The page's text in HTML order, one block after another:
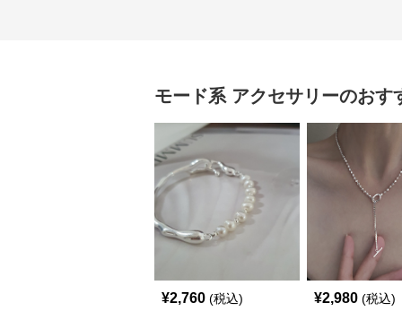
モード系 アクセサリーのおす
¥2,760 (税込) ¥2,980 (税込)